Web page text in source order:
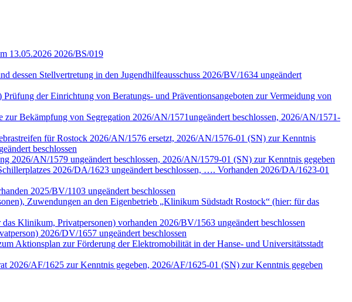
13.05.2026 2026/BS/019
dessen Stellvertretung in den Jugendhilfeausschuss 2026/BV/1634 ungeändert
der Einrichtung von Beratungs- und Präventionsangeboten zur Vermeidung von
Bekämpfung von Segregation 2026/AN/1571ungeändert beschlossen, 2026/AN/1571-
für Rostock 2026/AN/1576 ersetzt, 2026/AN/1576-01 (SN) zur Kenntnis
beschlossen
AN/1579 ungeändert beschlossen, 2026/AN/1579-01 (SN) zur Kenntnis gegeben
2026/DA/1623 ungeändert beschlossen, …. Vorhanden 2026/DA/1623-01
2025/BV/1103 ungeändert beschlossen
Zuwendungen an den Eigenbetrieb „Klinikum Südstadt Rostock“ (hier: für das
Klinikum, Privatpersonen) vorhanden 2026/BV/1563 ungeändert beschlossen
2026/DV/1657 ungeändert beschlossen
Aktionsplan zur Förderung der Elektromobilität in der Hanse- und Universitätsstadt
2026/AF/1625 zur Kenntnis gegeben, 2026/AF/1625-01 (SN) zur Kenntnis gegeben